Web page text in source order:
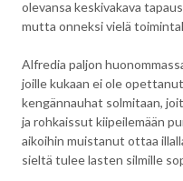
olevansa keskivakava
mutta onneksi vielä
Alfredia paljon
joille kukaan ei ole
kengännauhat solmitaan,
ja rohkaissut kiipeilemään
aikoihin muistanut ottaa
sieltä tulee lasten silmille